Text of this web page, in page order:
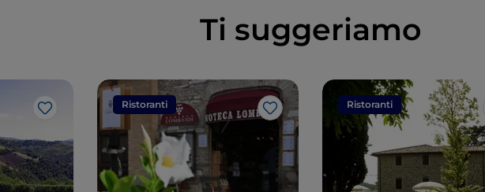
Ti suggeriamo
Like
Ristoranti
Like
Ristoranti